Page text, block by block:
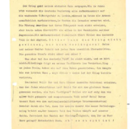
Flugblätter der Weissen
Rose – V, Januar 1943